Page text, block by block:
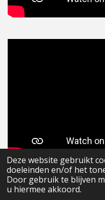
Deze website gebruikt
doeleinden en/of het
Door gebruik te blijven
u hiermee akkoord.
© 2020 - 2026 Visservice
Powered byJouwWeb